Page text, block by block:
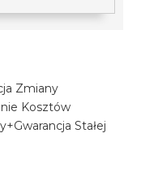
Zmiany
Kosztów
Stałej